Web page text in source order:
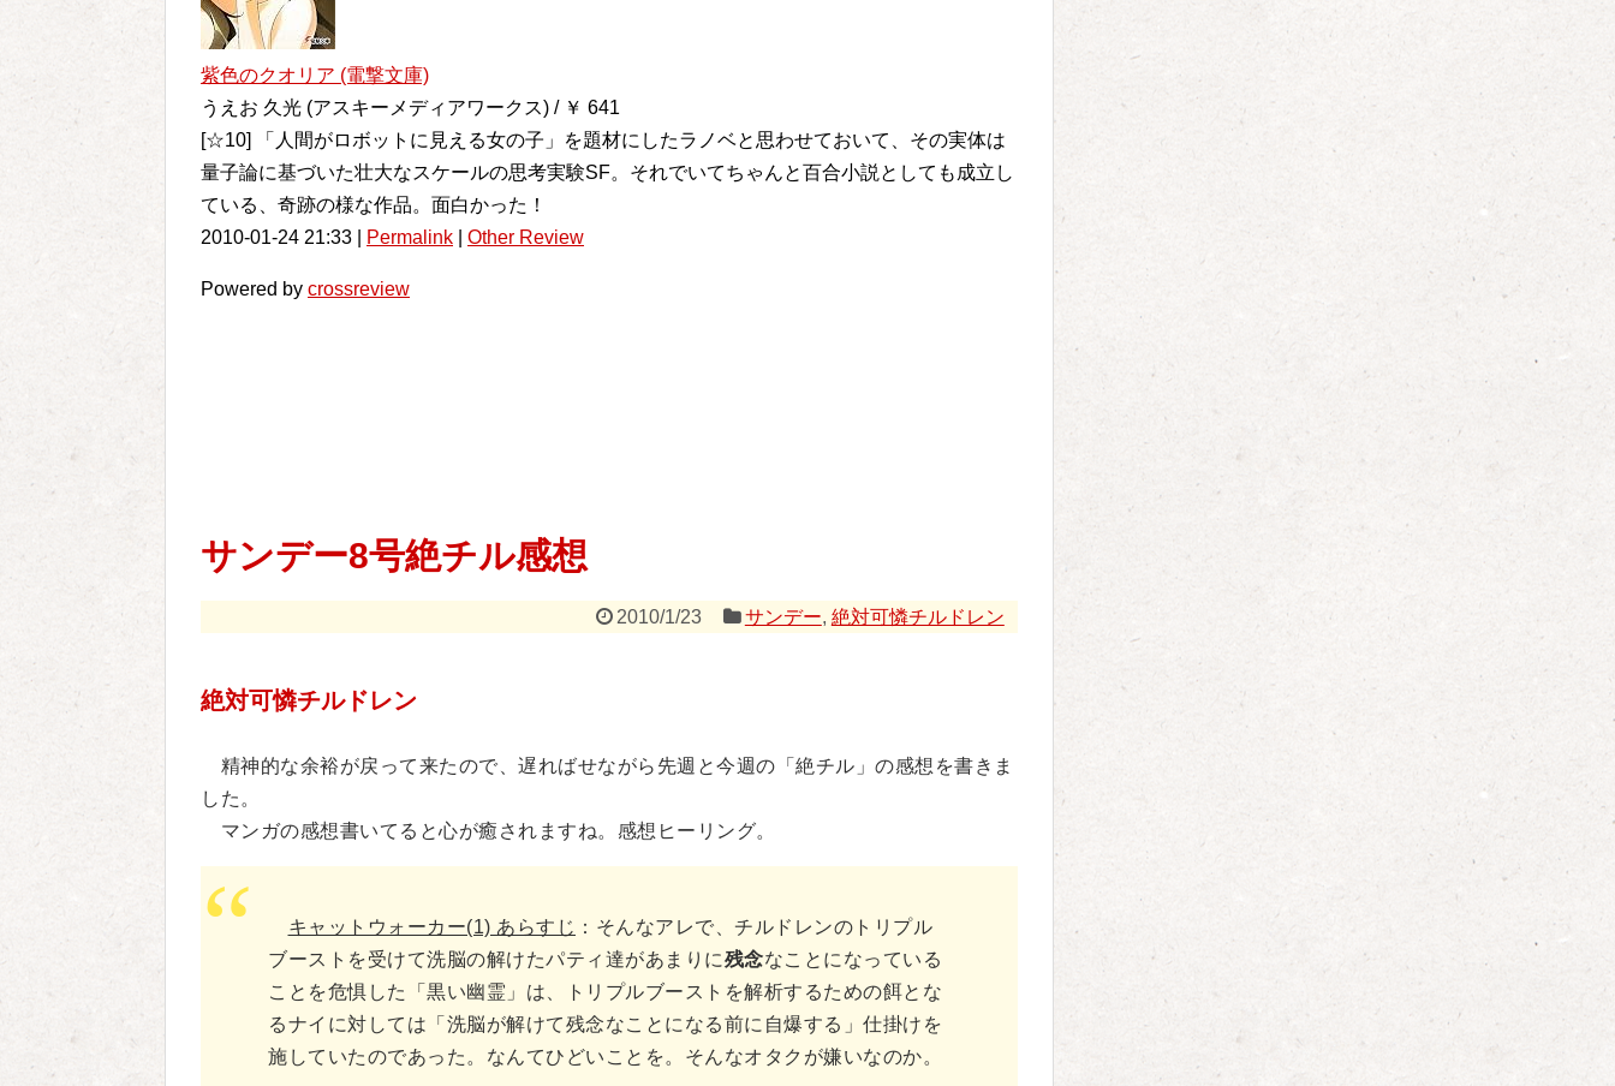
紫色のクオリア (電撃文庫)
うえお 久光 (アスキーメディアワークス) / ￥ 641
[☆10] 「人間がロボットに見える女の子」を題材にしたラノベと思わせておいて、その実体は
量子論に基づいた壮大なスケールの思考実験SF。それでいてちゃんと百合小説としても成立し
ている、奇跡の様な作品。面白かった！
2010-01-24 21:33 |
Permalink Other Review
Powered by crossreview
サンデー8号絶チル感想
2010/1/23 サンデー, 絶対可憐チルドレン
絶対可憐チルドレン
精神的な余裕が戻って来たので、遅ればせながら先週と今週の「絶チル」の感想を書きま
した。
マンガの感想書いてると心が癒されますね。感想ヒーリング。
キャットウォーカー(1) あらすじ ：そんなアレで、チルドレンのトリプル
ブーストを受けて洗脳の解けたパティ達があまりに残念なことになっている
ことを危惧した「黒い幽霊」は、トリプルブーストを解析するための餌とな
るナイに対しては「洗脳が解けて残念なことになる前に自爆する」仕掛けを
施していたのであった。なんてひどいことを。そんなオタクが嫌いなのか。